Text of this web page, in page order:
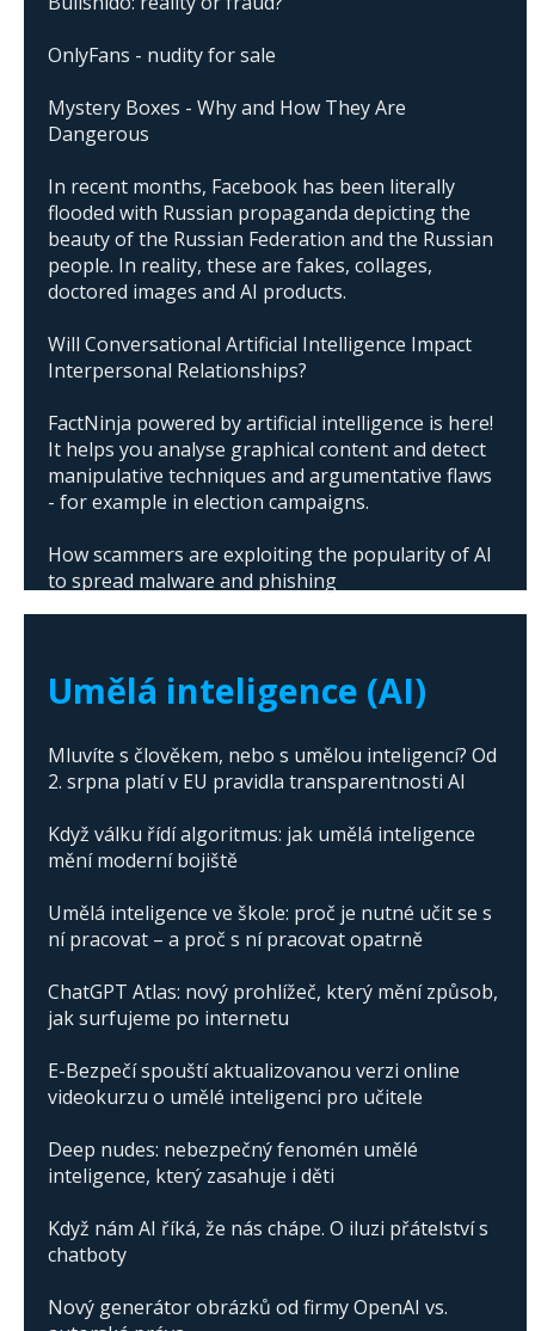
OnlyFans - nudity for sale
Mystery Boxes - Why and How They Are
Dangerous
In recent months, Facebook has been literally
flooded with Russian propaganda depicting the
beauty of the Russian Federation and the Russian
people. In reality, these are fakes, collages,
doctored images and AI products.
Will Conversational Artificial Intelligence Impact
Interpersonal Relationships?
FactNinja powered by artificial intelligence is here!
It helps you analyse graphical content and detect
manipulative techniques and argumentative flaws
- for example in election campaigns.
How scammers are exploiting the popularity of AI
to spread malware and phishing
Umělá inteligence (AI)
Mluvíte s člověkem, nebo s umělou inteligencí? Od
2. srpna platí v EU pravidla transparentnosti AI
Když válku řídí algoritmus: jak umělá inteligence
mění moderní bojiště
Umělá inteligence ve škole: proč je nutné učit se s
ní pracovat – a proč s ní pracovat opatrně
ChatGPT Atlas: nový prohlížeč, který mění způsob,
jak surfujeme po internetu
E-Bezpečí spouští aktualizovanou verzi online
videokurzu o umělé inteligenci pro učitele
Deep nudes: nebezpečný fenomén umělé
inteligence, který zasahuje i děti
Když nám AI říká, že nás chápe. O iluzi přátelství s
chatboty
Nový generátor obrázků od firmy OpenAI vs.